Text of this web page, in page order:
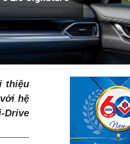
thiệu
hệ
Drive